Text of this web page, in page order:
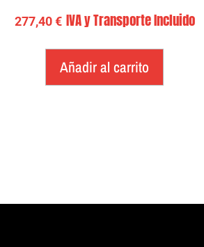
277,40€ IVA y Transporte Incluido
Añadir al carrito